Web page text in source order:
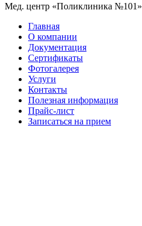
Мед. центр «Поликлиника №101»
Главная
О компании
Документация
Сертификаты
Фотогалерея
Услуги
Контакты
Полезная информация
Прайс-лист
Записаться на прием